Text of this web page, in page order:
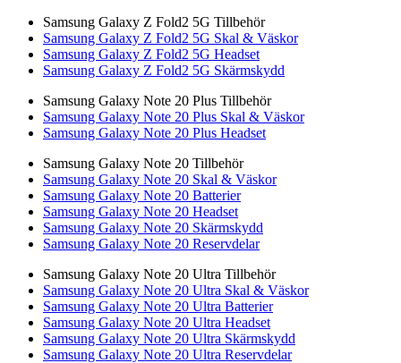
Samsung Galaxy Z Fold2 5G Tillbehör
Samsung Galaxy Z Fold2 5G Skal & Väskor
Samsung Galaxy Z Fold2 5G Headset
Samsung Galaxy Z Fold2 5G Skärmskydd
Samsung Galaxy Note 20 Plus Tillbehör
Samsung Galaxy Note 20 Plus Skal & Väskor
Samsung Galaxy Note 20 Plus Headset
Samsung Galaxy Note 20 Tillbehör
Samsung Galaxy Note 20 Skal & Väskor
Samsung Galaxy Note 20 Batterier
Samsung Galaxy Note 20 Headset
Samsung Galaxy Note 20 Skärmskydd
Samsung Galaxy Note 20 Reservdelar
Samsung Galaxy Note 20 Ultra Tillbehör
Samsung Galaxy Note 20 Ultra Skal & Väskor
Samsung Galaxy Note 20 Ultra Batterier
Samsung Galaxy Note 20 Ultra Headset
Samsung Galaxy Note 20 Ultra Skärmskydd
Samsung Galaxy Note 20 Ultra Reservdelar